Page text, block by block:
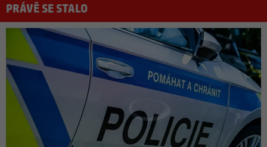
PRÁVĚ SE STALO